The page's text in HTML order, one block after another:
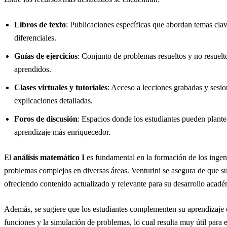
Libros de texto: Publicaciones específicas que abordan temas
diferenciales.
Guías de ejercicios: Conjunto de problemas resueltos y no
aprendidos.
Clases virtuales y tutoriales: Acceso a lecciones grabadas y
explicaciones detalladas.
Foros de discusión: Espacios donde los estudiantes pueden
aprendizaje más enriquecedor.
El análisis matemático I es fundamental en la formación de los
problemas complejos en diversas áreas. Venturini se asegura de que
ofreciendo contenido actualizado y relevante para su desarrollo
Además, se sugiere que los estudiantes complementen su
funciones y la simulación de problemas, lo cual resulta muy útil